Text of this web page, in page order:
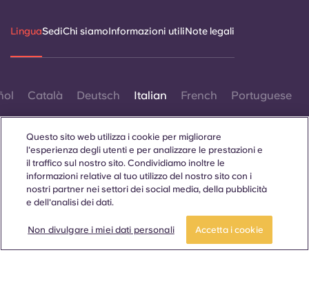
LinguaSediChi siamoInformazioni utiliNote legali
Català Deutsch Italian French Portuguese
Contattaci
© 2026. Tutti i diritti riservati.
Questo sito web utilizza i cookie per migliorare
l'esperienza degli utenti e per analizzare le prestazioni e
il traffico sul nostro sito. Condividiamo inoltre le
informazioni relative al tuo utilizzo del nostro sito con i
nostri partner nei settori dei social media, della pubblicità
e dell'analisi dei dati.
Non divulgare i miei dati personali Accetta i cookie